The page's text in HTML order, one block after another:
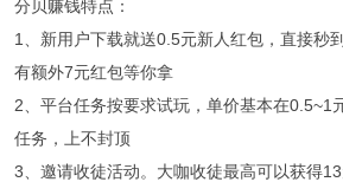
分贝赚钱特点：
1、新用户下载就送0.5元新人红包，直接秒
有额外7元红包等你拿
2、平台任务按要求试玩，单价基本在0.5~1
任务，上不封顶
3、邀请收徒活动。大咖收徒最高可以获得